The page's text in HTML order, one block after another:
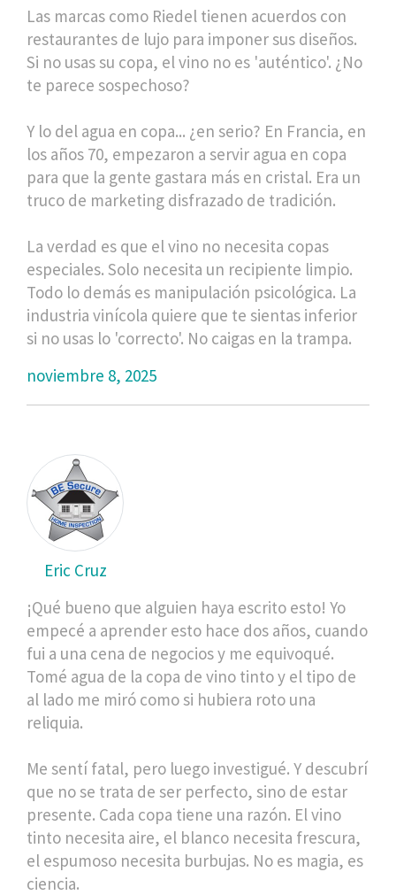
Las marcas como Riedel tienen acuerdos con
restaurantes de lujo para imponer sus diseños.
Si no usas su copa, el vino no es 'auténtico'. ¿No
te parece sospechoso?
Y lo del agua en copa... ¿en serio? En Francia, en
los años 70, empezaron a servir agua en copa
para que la gente gastara más en cristal. Era un
truco de marketing disfrazado de tradición.
La verdad es que el vino no necesita copas
especiales. Solo necesita un recipiente limpio.
Todo lo demás es manipulación psicológica. La
industria vinícola quiere que te sientas inferior
si no usas lo 'correcto'. No caigas en la trampa.
noviembre 8, 2025
Eric Cruz
¡Qué bueno que alguien haya escrito esto! Yo
empecé a aprender esto hace dos años, cuando
fui a una cena de negocios y me equivoqué.
Tomé agua de la copa de vino tinto y el tipo de
al lado me miró como si hubiera roto una
reliquia.
Me sentí fatal, pero luego investigué. Y descubrí
que no se trata de ser perfecto, sino de estar
presente. Cada copa tiene una razón. El vino
tinto necesita aire, el blanco necesita frescura,
el espumoso necesita burbujas. No es magia, es
ciencia.